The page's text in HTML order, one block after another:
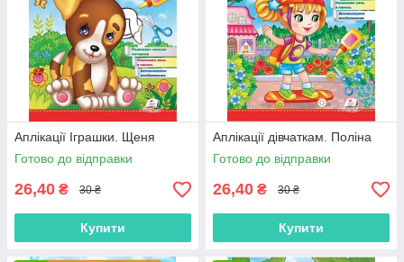
Аплікації Іграшки. Щеня
Готово до відправки
26,40 ₴ 30 ₴
Купити
Аплікації дівчаткам. Поліна
Готово до відправки
26,40 ₴ 30 ₴
Купити